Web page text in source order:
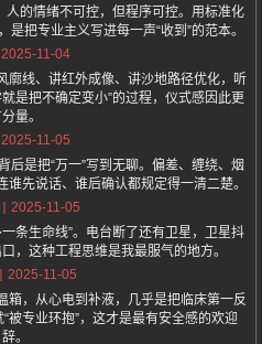
人的情绪不可控，但程序可控。用标准化
把专业主义写进每一声“收到”的范本。
2025-11-04
廓线、讲红外成像、讲沙地路径优化，听
是把不确定变小”的过程，仪式感因此更
量。
2025-11-05
后是把“万一”写到无聊。偏差、缠绕、烟
先说话、谁后确认都规定得一清二楚。
2025-11-05
条生命线”。电台断了还有卫星，卫星抖
，这种工程思维是我最服气的地方。
2025-11-05
箱，从心电到补液，几乎是把临床第一反
被专业环抱”，这才是最有安全感的欢迎
辞。